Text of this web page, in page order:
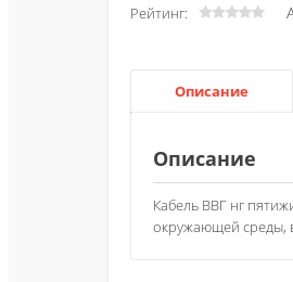
Рейтинг:
Описание
Описание
Кабель ВВГ нг
окружающей среды,